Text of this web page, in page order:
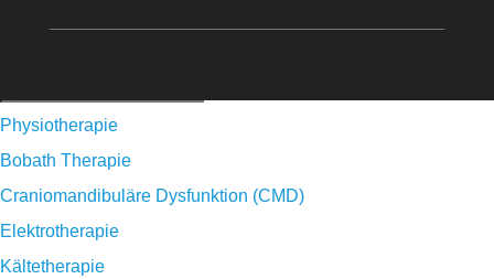
Physiotherapie
Bobath Therapie
Craniomandibuläre Dysfunktion (CMD)
Elektrotherapie
Kältetherapie